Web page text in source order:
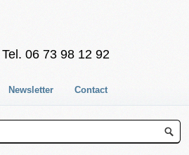
06 73 98 12 92
Newsletter Contact